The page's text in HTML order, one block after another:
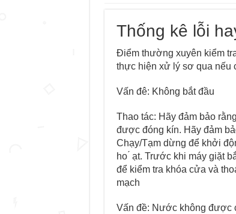
Thống kê lỗi
Điểm thường xuyên kiểm
thực hiện xử lý sơ qua nếu
Vấn đê: Không bắt đầu
Thao tác: Hãy đảm bảo
được đóng kín. Hãy đảm
Chạy/Tạm dừng để khởi
ho ́ ạt. Trước khi máy giặt
để kiểm tra khóa cửa và
mạch
Vấn đề: Nước không được